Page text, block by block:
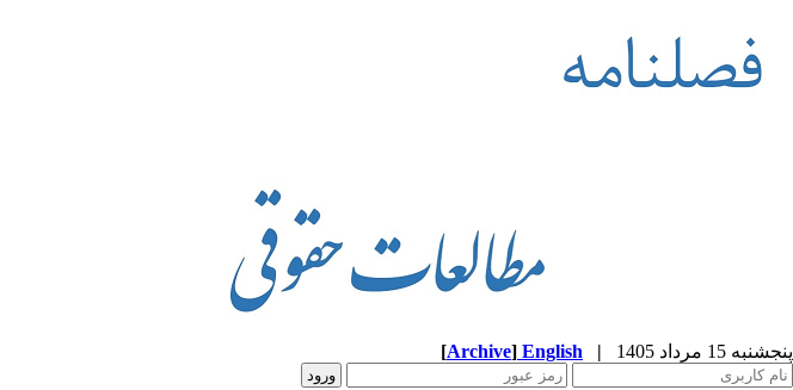
پنجشنبه 15 مرداد 1405 |
English
[Archive]